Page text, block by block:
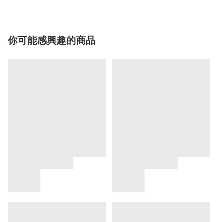
你可能感興趣的商品